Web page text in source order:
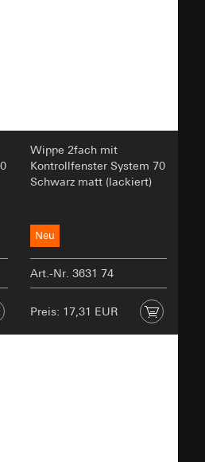
Wippe 2fach mit
Kontrollfenster System 70
Schwarz matt (lackiert)
Neu
Art.-Nr. 3631 74
Preis: 17,31 EUR